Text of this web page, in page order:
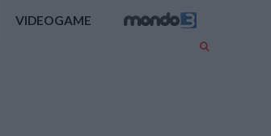
VIDEOGAME